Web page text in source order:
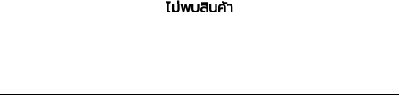
ไม่พบสินค้า